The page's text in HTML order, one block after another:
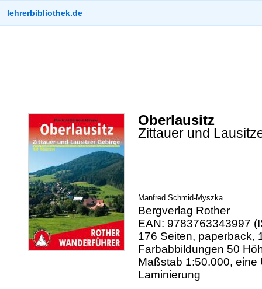
lehrerbibliothek.de
Oberlausitz
Zittauer und
Manfred Schmid-Myszka
Bergverlag Rother
EAN: 9783763343997
176 Seiten, paperback,
Farbabbildungen 50
Maßstab 1:50.000, eine
Laminierung